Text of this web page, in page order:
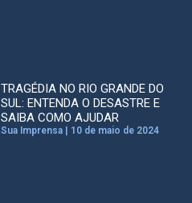
TRAGÉDIA NO RIO GRANDE DO
SUL: ENTENDA O DESASTRE E
SAIBA COMO AJUDAR
Sua Imprensa 10 de maio de 2024